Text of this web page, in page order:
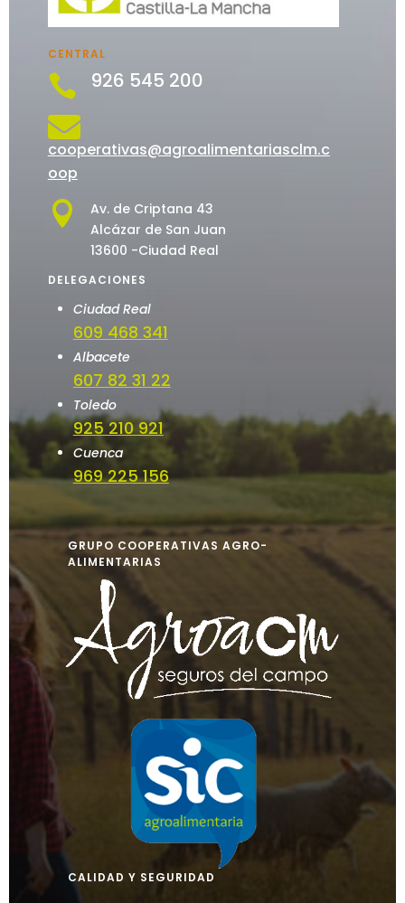
CENTRAL
 926 545 200

cooperativas@agroalimentariasclm.c
oop

Av. de Criptana 43
Alcázar de San Juan
13600 -Ciudad Real
DELEGACIONES
Ciudad Real
609 468 341
Albacete
607 82 31 22
Toledo
925 210 921
Cuenca
969 225 156
GRUPO COOPERATIVAS AGRO-
ALIMENTARIAS
CALIDAD Y SEGURIDAD